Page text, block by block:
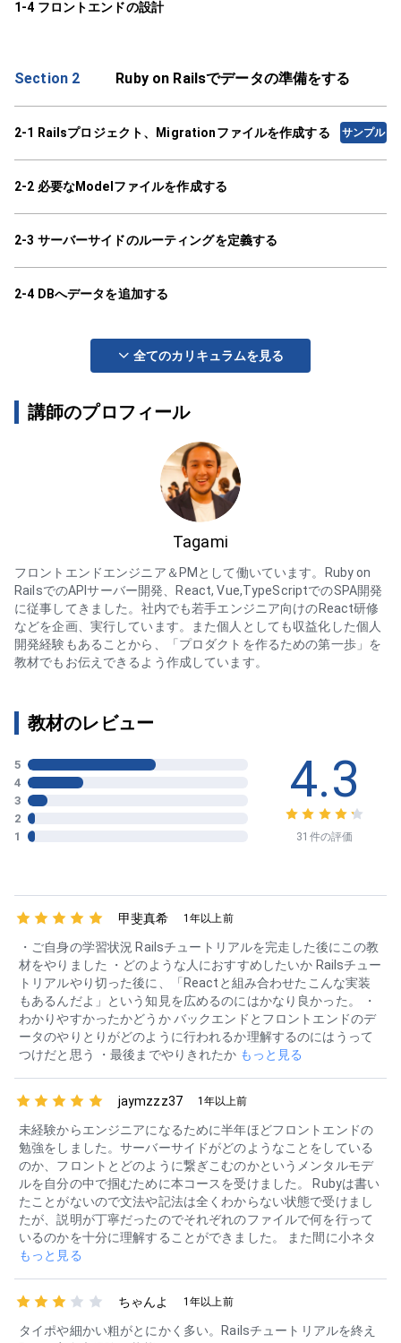
1-4 フロントエンドの設計
Section 2 Ruby on Railsでデータの準備をする
2-1 Railsプロジェクト、Migrationファイルを作成する サンプル
2-2 必要なModelファイルを作成する
2-3 サーバーサイドのルーティングを定義する
2-4 DBへデータを追加する
全てのカリキュラムを見る
講師のプロフィール
Tagami
フロントエンドエンジニア＆PMとして働いています。Ruby on
RailsでのAPIサーバー開発、React, Vue,TypeScriptでのSPA開発
に従事してきました。社内でも若手エンジニア向けのReact研修
などを企画、実行しています。また個人としても収益化した個人
開発経験もあることから、「プロダクトを作るための第一歩」を
教材でもお伝えできるよう作成しています。
教材のレビュー
5
4
3
2
1
4.3
31件の評価
甲斐真希 1年以上前
・ご自身の学習状況 Railsチュートリアルを完走した後にこの教
材をやりました ・どのような人におすすめしたいか Railsチュー
トリアルやり切った後に、「Reactと組み合わせたこんな実装
もあるんだよ」という知見を広めるのにはかなり良かった。 ・
わかりやすかったかどうか バックエンドとフロントエンドのデ
ータのやりとりがどのように行われるか理解するのにはうって
つけだと思う ・最後までやりきれたか もっと見る
jaymzzz37 1年以上前
未経験からエンジニアになるために半年ほどフロントエンドの
勉強をしました。サーバーサイドがどのようなことをしている
のか、フロントとどのように繋ぎこむのかというメンタルモデ
ルを自分の中で掴むために本コースを受けました。 Rubyは書い
たことがないので文法や記法は全くわからない状態で受けまし
たが、説明が丁寧だったのでそれぞれのファイルで何を行って
いるのかを十分に理解することができました。 また間に小ネタ
もっと見る
ちゃんよ 1年以上前
タイポや細かい粗がとにかく多い。Railsチュートリアルを終え